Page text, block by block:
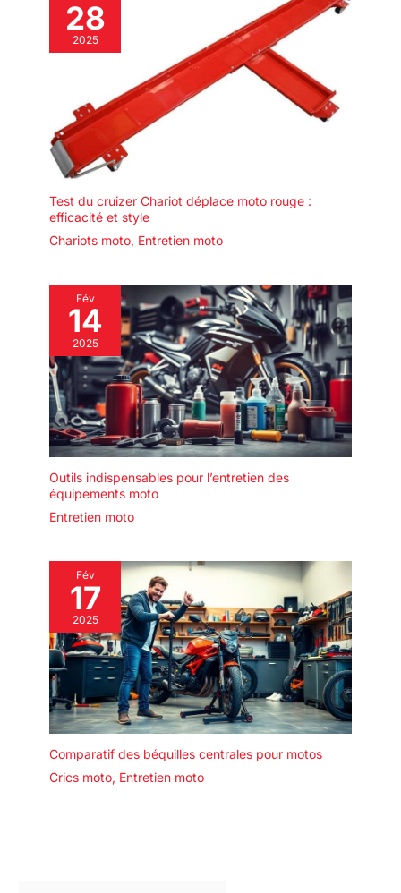
roues directionnelles
vous permettent de
déplacer facilement
ce produit dans la
position souhaitée,
ce qui le rend idéal
pratique est un
famille, les amis, les
réparation de moto
ou les passionnés à
l'occasion de Noël,
des anniversaires et
des fêtes.
28
2025
Test du cruizer Chariot déplace moto rouge :
efficacité et style
Chariots moto, Entretien moto
Fév
14
2025
Outils indispensables pour l’entretien des
équipements moto
Entretien moto
Fév
17
2025
Comparatif des béquilles centrales pour motos
Crics moto, Entretien moto